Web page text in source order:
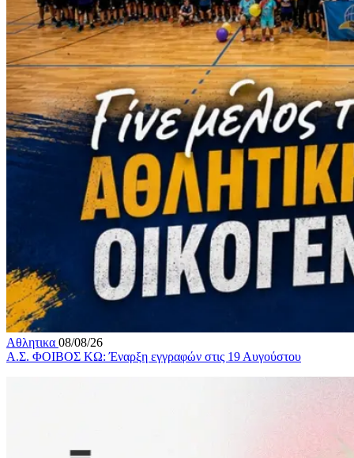
Αθλητικα 08/08/26
Α.Σ. ΦΟΙΒΟΣ ΚΩ: Έναρξη εγγραφών στις 19 Αυγούστου